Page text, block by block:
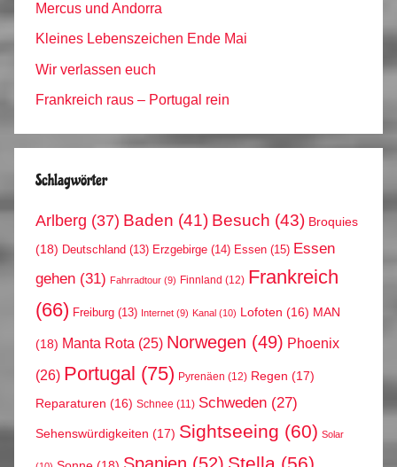
Mercus und Andorra
Kleines Lebenszeichen Ende Mai
Wir verlassen euch
Frankreich raus – Portugal rein
Schlagwörter
Arlberg (37) Baden (41) Besuch (43) Broquies
(18) Deutschland (13) Erzgebirge (14) Essen (15) Essen
gehen (31) Fahrradtour (9) Finnland (12) Frankreich
(66) Freiburg (13) Internet (9) Kanal (10) Lofoten (16) MAN
(18) Manta Rota (25) Norwegen (49) Phoenix
(26) Portugal (75) Pyrenäen (12) Regen (17)
Reparaturen (16) Schnee (11) Schweden (27)
Sehenswürdigkeiten (17) Sightseeing (60) Solar